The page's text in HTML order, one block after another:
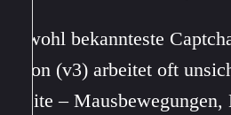
Das wohl bekannteste
Version (v3) arbeitet oft
Website –